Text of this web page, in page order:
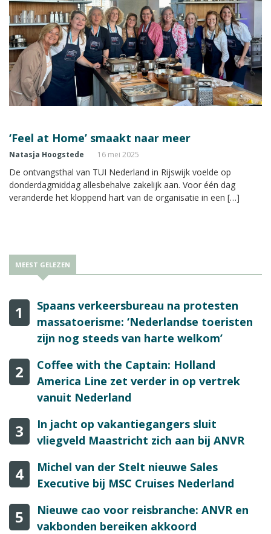
‘Feel at Home’ smaakt naar meer
Natasja Hoogstede 16 mei 2025
De ontvangsthal van TUI Nederland in Rijswijk voelde op
donderdagmiddag allesbehalve zakelijk aan. Voor één dag
veranderde het kloppend hart van de organisatie in een […]
MEEST GELEZEN
1
Spaans verkeersbureau na protesten
massatoerisme: ‘Nederlandse toeristen
zijn nog steeds van harte welkom’
2
Coffee with the Captain: Holland
America Line zet verder in op vertrek
vanuit Nederland
3
In jacht op vakantiegangers sluit
vliegveld Maastricht zich aan bij ANVR
4
Michel van der Stelt nieuwe Sales
Executive bij MSC Cruises Nederland
5
Nieuwe cao voor reisbranche: ANVR en
vakbonden bereiken akkoord